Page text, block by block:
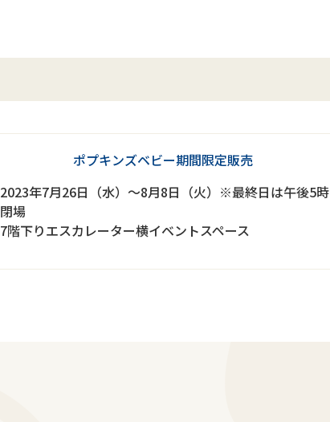
ポプキンズベビー期間限定販売
2023年7月26日（水）～8月8日（火）※最終日は午後5時
閉場
7階下りエスカレーター横イベントスペース